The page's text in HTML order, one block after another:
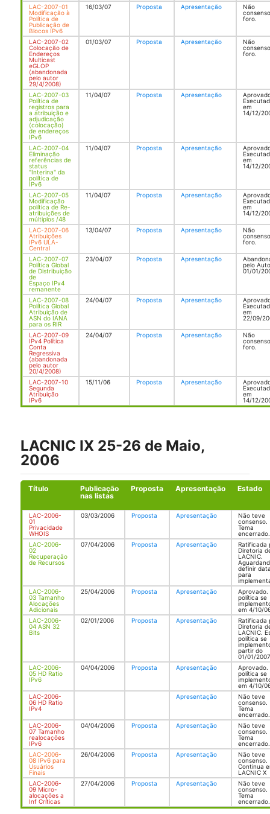
LAC-2007-01
Modificação à
Política de
Publicação de
Blocos IPv6
16/03/07 Proposta Apresentação
Não
foro.
LAC-2007-02
Colocação de
Endereços
Multicast
eGLOP
(abandonada
pelo autor
29/4/2008)
01/03/07 Proposta Apresentação
Não
foro.
LAC-2007-03
Política de
registros para
a atribuição e
adjudicação
(colocação)
de endereços
IPv6
11/04/07 Proposta Apresentação
em
14/12/
LAC-2007-04
Eliminação
referências de
status
"Interina" da
política de
IPv6
11/04/07 Proposta Apresentação
em
14/12/
LAC-2007-05
Modificação
política de Re-
atribuições de
múltiplos /48
11/04/07 Proposta Apresentação
em
14/12/
LAC-2007-06
Atribuições
IPv6 ULA-
Central
13/04/07 Proposta Apresentação
Não
foro.
LAC-2007-07
Política Global
de Distribuição
de
Espaço IPv4
remanente
23/04/07 Proposta Apresentação
pelo
01/01/
LAC-2007-08
Política Global
Atribuição de
ASN do IANA
para os RIR
24/04/07 Proposta Apresentação
em
22/09/
LAC-2007-09
IPv4 Política
Conta
Regressiva
(abandonada
pelo autor
20/4/2008)
24/04/07 Proposta Apresentação
Não
foro.
LAC-2007-10
Segunda
Atribuição
IPv6
15/11/06 Proposta Apresentação
em
14/12/
LACNIC IX 25-26 de Maio,
2006
Título
Publicação
nas listas
Proposta Apresentação Estado
LAC-2006-
01
Privacidade
WHOIS
03/03/2006 Proposta Apresentação
Não teve
consenso.
Tema
encerrado.
LAC-2006-
02
Recuperação
de Recursos
07/04/2006 Proposta Apresentação
Ratificada
Diretoria
LACNIC.
definir
para
LAC-2006-
03 Tamanho
Alocações
Adicionais
25/04/2006 Proposta Apresentação
Aprovado.
política se
em 4/10/
LAC-2006-
04 ASN 32
Bits
02/01/2006 Proposta Apresentação
Ratificada
Diretoria
LACNIC.
política se
partir do
01/01/2007
LAC-2006-
05 HD Ratio
IPv6
04/04/2006 Proposta Apresentação
Aprovado.
política se
em 4/10/
LAC-2006-
06 HD Ratio
IPv4
Apresentação
Não teve
consenso.
Tema
encerrado.
LAC-2006-
07 Tamanho
realocações
IPv6
04/04/2006 Proposta Apresentação
Não teve
consenso.
Tema
encerrado.
LAC-2006-
08 IPv6 para
Usuários
Finais
26/04/2006 Proposta Apresentação
Não teve
consenso.
Continua
LACNIC X
LAC-2006-
09 Micro-
alocações a
Inf Críticas
27/04/2006 Proposta Apresentação
Não teve
consenso.
Tema
encerrado.